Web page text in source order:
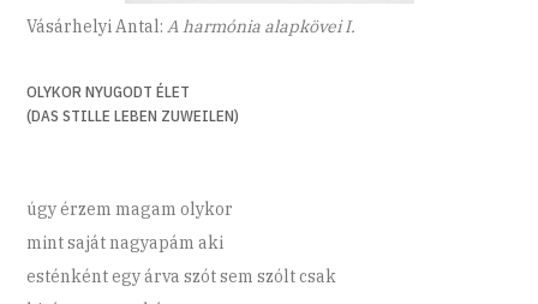
Vásárhelyi Antal:A harmónia alapkövei I.
OLYKOR NYUGODT ÉLET
(DAS STILLE LEBEN ZUWEILEN)
úgy érzem magam olykor
mint saját nagyapám aki
esténként egy árva szót sem szólt csak